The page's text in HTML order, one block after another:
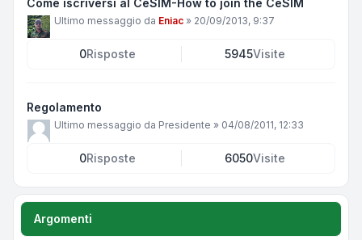
Come iscriversi al CeSIM-How to join the CeSIM
Ultimo messaggio da Eniac » 20/09/2013, 9:37
0Risposte 5945Visite
Regolamento
Ultimo messaggio da Presidente » 04/08/2011, 12:33
0Risposte 6050Visite
Argomenti